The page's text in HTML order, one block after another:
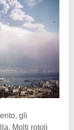
gli
Molti rotoli